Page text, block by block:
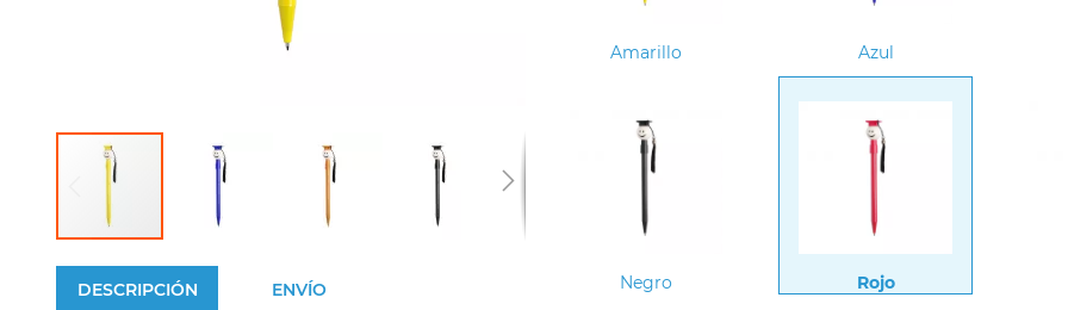
DESCRIPCIÓN ENVÍO
Amarillo Azul
Negro Rojo